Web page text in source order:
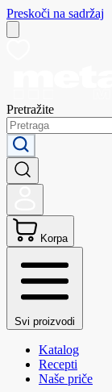
Preskoči na sadržaj
Pretražite
Korpa
Svi proizvodi
Katalog
Recepti
Naše priče